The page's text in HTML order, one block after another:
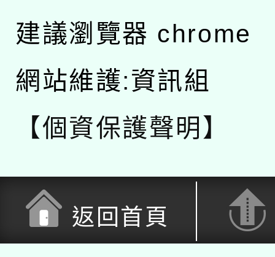
建議瀏覽器 chrome
網站維護:資訊組
【個資保護聲明】
返回首頁